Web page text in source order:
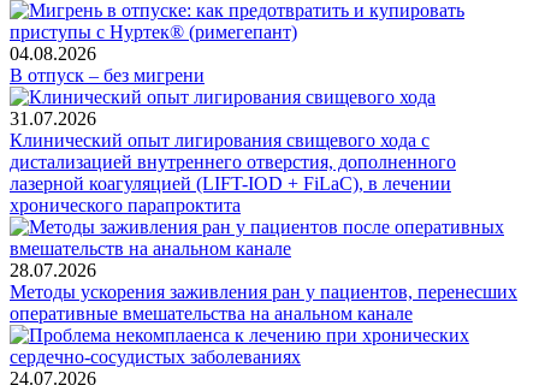
04.08.2026
В отпуск – без мигрени
31.07.2026
Клинический опыт лигирования свищевого хода с
дистализацией внутреннего отверстия, дополненного
лазерной коагуляцией (LIFT-IOD + FiLaC), в лечении
хронического парапроктита
28.07.2026
Методы ускорения заживления ран у пациентов, перенесших
оперативные вмешательства на анальном канале
24.07.2026